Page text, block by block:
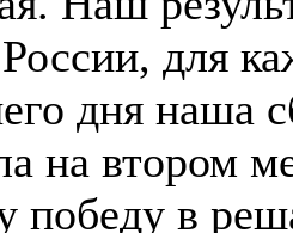
для
дня наша
на втором
победу в